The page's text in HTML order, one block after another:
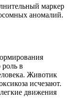
маркер
аномалий.
в
Животик
исчезают.
движения